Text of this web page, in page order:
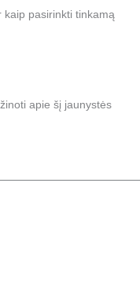
kaip pasirinkti tinkamą
apie šį jaunystės